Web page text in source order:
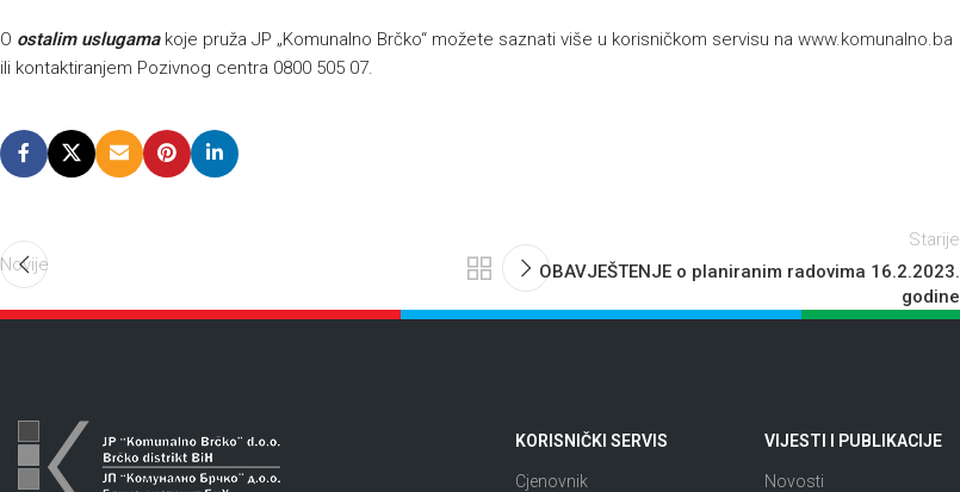
O ostalim uslugamakoje pruža JP „Komunalno Brčko“ možete saznati više u korisničkom servisu na www.komunalno.ba
ili kontaktiranjem Pozivnog centra 0800 505 07.
Novije
Starije
OBAVJEŠTENJE o planiranim radovima 16.2.2023.
godine
KORISNIČKI SERVIS
Cjenovnik
VIJESTI I PUBLIKACIJE
Novosti